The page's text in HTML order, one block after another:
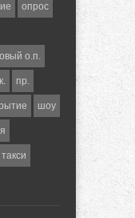
опрос
о.п.
пр.
шоу